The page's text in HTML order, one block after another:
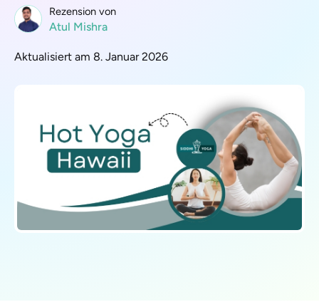
Rezension von
Atul Mishra
Aktualisiert am 8. Januar 2026